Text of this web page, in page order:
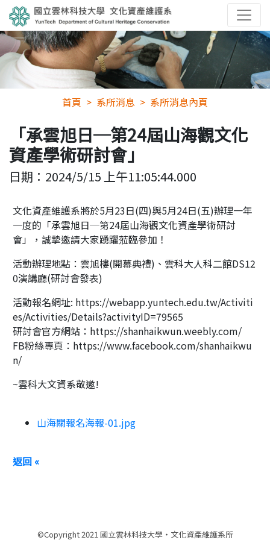
首頁 系所消息 系所消息內頁
「承雲旭日─第24屆山海觀文化
資產學術研討會」
日期： 2024/5/15 上午11:05:44.000
文化資產維護系將於5月23日(四)與5月24日(五)辦理一年
一度的「承雲旭日─第24屆山海觀文化資產學術研討
會」，誠摯邀請大家踴躍蒞臨參加！
活動辦理地點：雲旭樓(開幕典禮)、雲科大人科二館DS12
0演講廳(研討會發表)
活動報名網址: https://webapp.yuntech.edu.tw/Activiti
es/Activities/Details?activityID=79565
研討會官方網站：https://shanhaikwun.weebly.com/
FB粉絲專頁：https://www.facebook.com/shanhaikwu
n/
~雲科大文資系敬邀!
山海關報名海報-01.jpg
返回 «
©Copyright 2021 國立雲林科技大學‧文化資產維護系所